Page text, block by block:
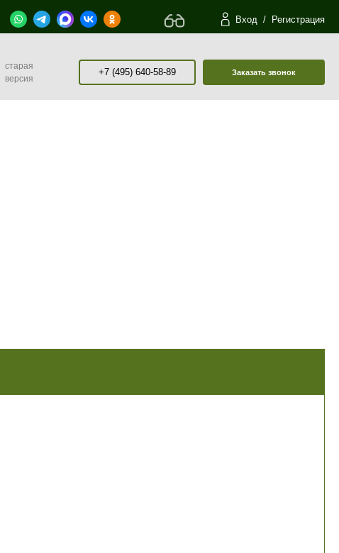
Вход / Регистрация
старая
версия
+7 (495) 640-58-89 Заказать звонок